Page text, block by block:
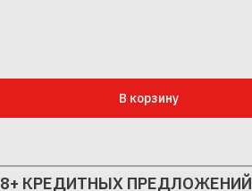
В корзину
8+ КРЕДИТНЫХ ПРЕДЛОЖЕНИЙ